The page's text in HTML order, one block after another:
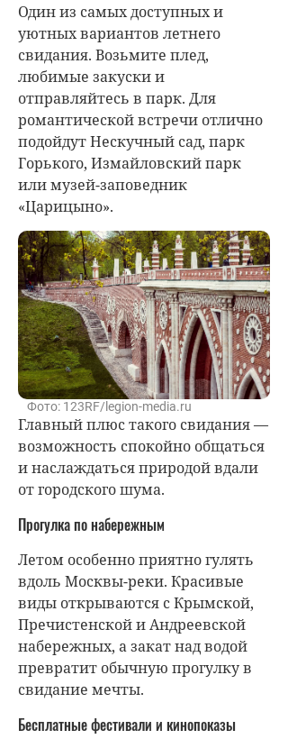
Один из самых доступных и
уютных вариантов летнего
свидания. Возьмите плед,
любимые закуски и
отправляйтесь в парк. Для
романтической встречи отлично
подойдут Нескучный сад, парк
Горького, Измайловский парк
или музей-заповедник
«Царицыно».
Фото: 123RF/legion-media.ru
Главный плюс такого свидания —
возможность спокойно общаться
и наслаждаться природой вдали
от городского шума.
Прогулка по набережным
Летом особенно приятно гулять
вдоль Москвы-реки. Красивые
виды открываются с Крымской,
Пречистенской и Андреевской
набережных, а закат над водой
превратит обычную прогулку в
свидание мечты.
Бесплатные фестивали и кинопоказы